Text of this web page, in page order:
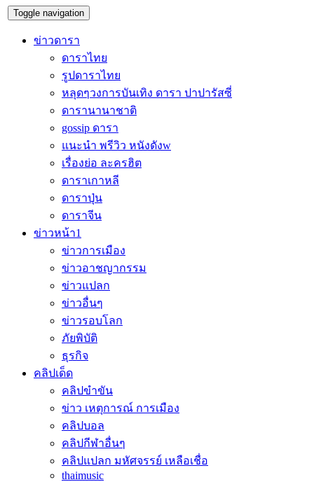
Toggle navigation
ข่าวดารา
ดาราไทย
รูปดาราไทย
หลุดๆวงการบันเทิง ดารา ปาปารัสซี่
ดารานานาชาติ
gossip ดารา
แนะนำ พรีวิว หนังดังw
เรื่องย่อ ละครฮิต
ดาราเกาหลี
ดาราปุ่น
ดาราจีน
ข่าวหน้า1
ข่าวการเมือง
ข่าวอาชญากรรม
ข่าวแปลก
ข่าวอื่นๆ
ข่าวรอบโลก
ภัยพิบัติ
ธุรกิจ
คลิปเด็ด
คลิปขำขัน
ข่าว เหตุการณ์ การเมือง
คลิปบอล
คลิปกีฬาอื่นๆ
คลิปแปลก มหัศจรรย์ เหลือเชื่อ
thaimusic